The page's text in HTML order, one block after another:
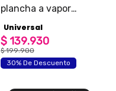
plancha a vapor
Universal
$ 139.930
$ 199.900
30% De Descuento